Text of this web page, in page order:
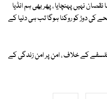
نہیں پہنچایا ، پھر بھی ہم انڈیا
کی دوڑ کو روکنا ہوگا تب ہی دنیا کے
کے خلاف ، امن پر امن زندگی کے